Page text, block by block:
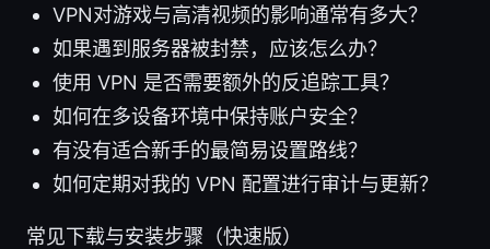
VPN对游戏与高清视频的影响通常有多大？
如果遇到服务器被封禁，应该怎么办？
使用 VPN 是否需要额外的反追踪工具？
如何在多设备环境中保持账户安全？
有没有适合新手的最简易设置路线？
如何定期对我的 VPN 配置进行审计与更新？
常见下载与安装步骤（快速版）